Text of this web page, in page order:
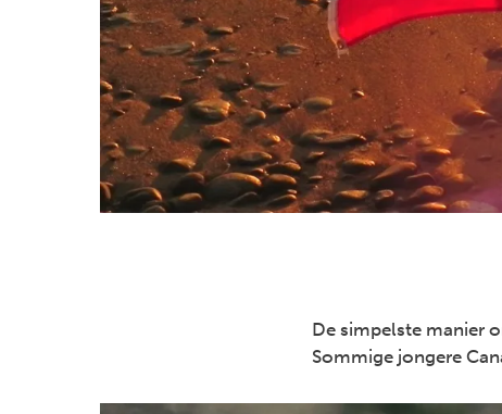
De simpelste manier
Sommige jongere